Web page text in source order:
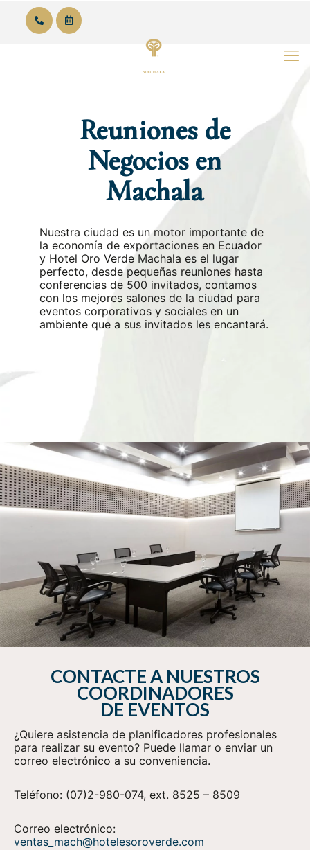
Reuniones de
Negocios en
Machala
Nuestra ciudad es un motor importante de
la economía de exportaciones en Ecuador
y Hotel Oro Verde Machala es el lugar
perfecto, desde pequeñas reuniones hasta
conferencias de 500 invitados, contamos
con los mejores salones de la ciudad para
eventos corporativos y sociales en un
ambiente que a sus invitados les encantará.
CONTACTE A NUESTROS
COORDINADORES
DE EVENTOS
¿Quiere asistencia de planificadores profesionales
para realizar su evento? Puede llamar o enviar un
correo electrónico a su conveniencia.
Teléfono: (07)2-980-074, ext. 8525 – 8509
Correo electrónico:
ventas_mach@hotelesoroverde.com